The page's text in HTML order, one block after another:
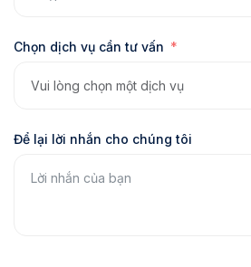
Chọn dịch vụ cần tư vấn
Để lại lời nhắn cho chúng tôi